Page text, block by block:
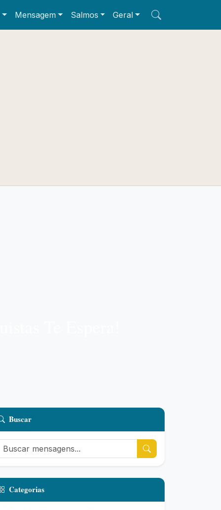
Mensagem Salmos Geral
Buscar
Categorias